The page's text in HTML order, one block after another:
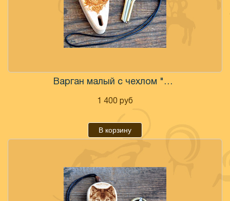
Варган малый с чехлом "Сова"
1 400 руб
В корзину